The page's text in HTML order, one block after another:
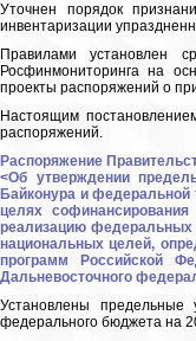
Уточнен порядок
инвентаризации
Правилами установлен
Росфинмониторинга на
проекты распоряжений о
Настоящим
распоряжений.
Распоряжение
<Об утверждении
Байконура и
целях
реализацию федеральных
национальных целей,
программ Российской
Дальневосточного
Установлены предельные
федерального бюджета на